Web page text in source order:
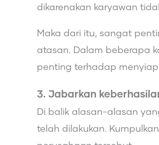
dikarenakan karyawan
Maka dari itu, sangat
atasan. Dalam beberapa
penting terhadap
3. Jabarkan
Di balik alasan-alasan
telah dilakukan.